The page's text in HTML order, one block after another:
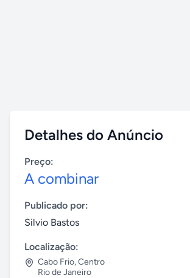
Detalhes do Anúncio
Preço:
A combinar
Publicado por:
Silvio Bastos
Localização:
Cabo Frio,Centro
Rio de Janeiro